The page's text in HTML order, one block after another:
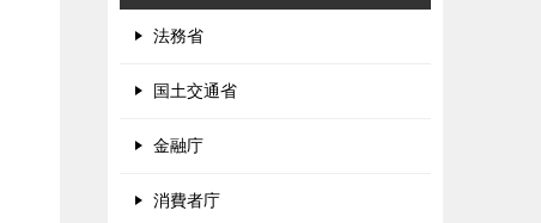
法務省
国土交通省
金融庁
消費者庁